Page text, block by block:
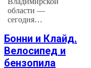
области —
сегодня…
Бонни и Клайд.
Велосипед и
бензопила